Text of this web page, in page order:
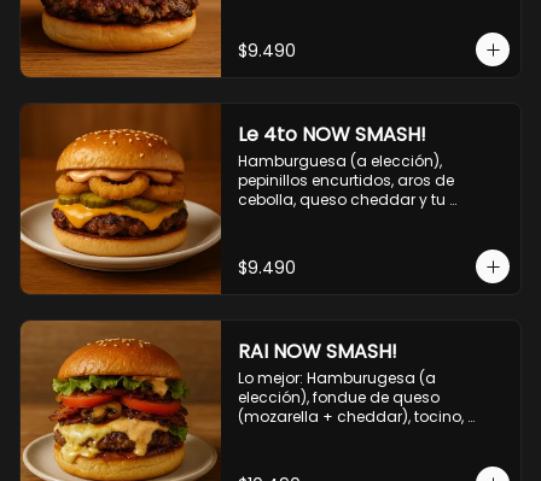
$9.490
Le 4to NOW SMASH!
Hamburguesa (a elección),
pepinillos encurtidos, aros de
cebolla, queso cheddar y tu
$9.490
RAI NOW SMASH!
Lo mejor: Hamburugesa (a
elección), fondue de queso
(mozarella + cheddar), tocino,
NOW!